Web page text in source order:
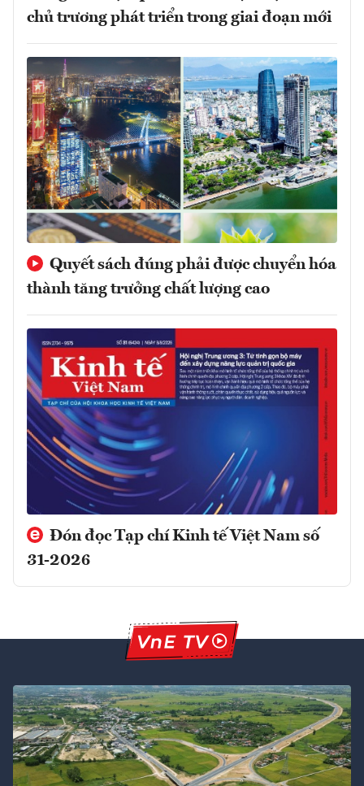
chủ trương phát triển trong giai đoạn mới
Quyết sách đúng phải được chuyển hóa
thành tăng trưởng chất lượng cao
Đón đọc Tạp chí Kinh tế Việt Nam số
31-2026